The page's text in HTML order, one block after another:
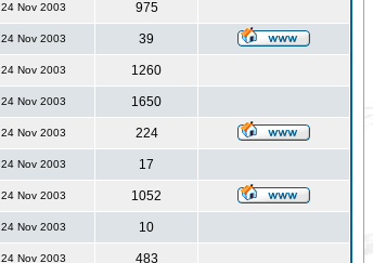
24 Nov 2003 975
24 Nov 2003 39
24 Nov 2003 1260
24 Nov 2003 1650
24 Nov 2003 224
24 Nov 2003 17
24 Nov 2003 1052
24 Nov 2003 10
24 Nov 2003 483